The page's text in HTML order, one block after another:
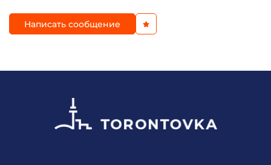
Написать сообщение